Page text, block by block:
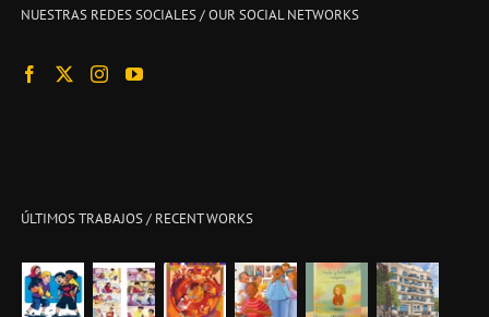
NUESTRAS REDES SOCIALES / OUR SOCIAL NETWORKS
ÚLTIMOS TRABAJOS / RECENT WORKS